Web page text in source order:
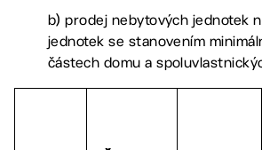
b) prodej nebytových jednotek
jednotek se stanovením
částech domu a